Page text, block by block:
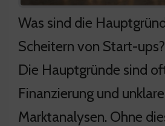
Was sind die
Scheitern von Start-ups?
Die Hauptgründe sind
Finanzierung und unklare
Marktanalysen. Ohne